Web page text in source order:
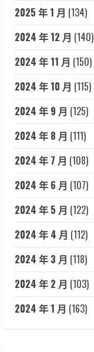
2025 年 1 月 (134)
2024 年 12 月 (140)
2024 年 11 月 (150)
2024 年 10 月 (115)
2024 年 9 月 (125)
2024 年 8 月 (111)
2024 年 7 月 (108)
2024 年 6 月 (107)
2024 年 5 月 (122)
2024 年 4 月 (112)
2024 年 3 月 (118)
2024 年 2 月 (103)
2024 年 1 月 (163)